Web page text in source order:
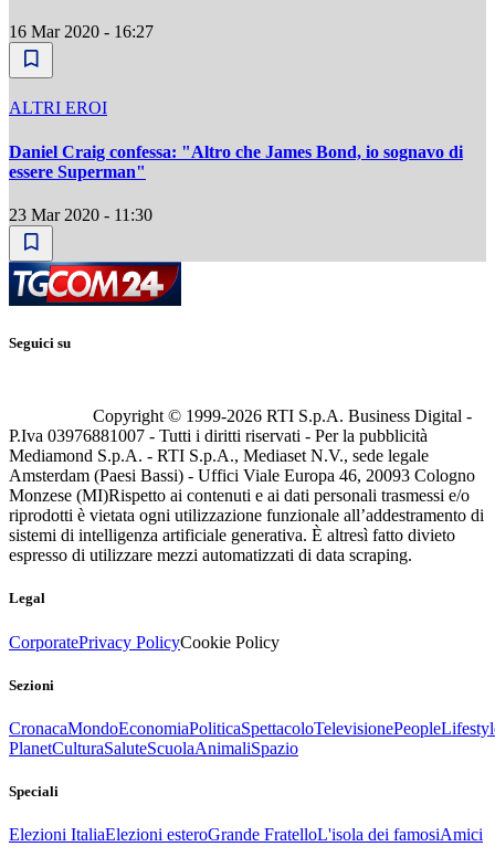
16 Mar 2020 - 16:27
ALTRI EROI
Daniel Craig confessa: "Altro che James Bond, io sognavo di
essere Superman"
23 Mar 2020 - 11:30
Seguici su
Copyright © 1999-2026 RTI S.p.A. Business Digital -
P.Iva 03976881007 - Tutti i diritti riservati - Per la pubblicità
Mediamond S.p.A. - RTI S.p.A., Mediaset N.V., sede legale
Amsterdam (Paesi Bassi) - Uffici Viale Europa 46, 20093 Cologno
Monzese (MI)Rispetto ai contenuti e ai dati personali trasmessi e/o
riprodotti è vietata ogni utilizzazione funzionale all’addestramento di
sistemi di intelligenza artificiale generativa. È altresì fatto divieto
espresso di utilizzare mezzi automatizzati di data scraping.
Legal
CorporatePrivacy PolicyCookie Policy
Sezioni
CronacaMondoEconomiaPoliticaSpettacoloTelevisionePeople
PlanetCulturaSaluteScuolaAnimaliSpazio
Speciali
Elezioni ItaliaElezioni esteroGrande FratelloL'isola dei famosiAmici